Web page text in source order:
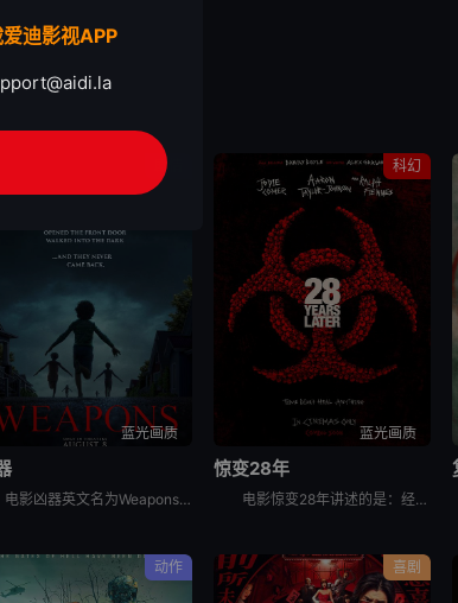
剧情
蓝光画质
电影凶器英文名为Weapons，讲述了：同一个晚上的同一个时间，同一个班级里的所有小孩，都神秘地失踪了，除了一个小孩。整个小镇都开始怀疑，究竟是谁或背后有什么原因，导致这些小孩都不见了？
科幻
蓝光画质
惊变28年
电影惊变28年讲述的是：经历病毒浩劫的幸存者们在远离城市的地方建立了新的聚集区，平静的生活却在28年后被再次打破。更加致命的病毒变异，日渐扭曲的人性与欲望，人类的命运将会何去何从？影片为《惊变28
动作 喜剧
迪影视APP